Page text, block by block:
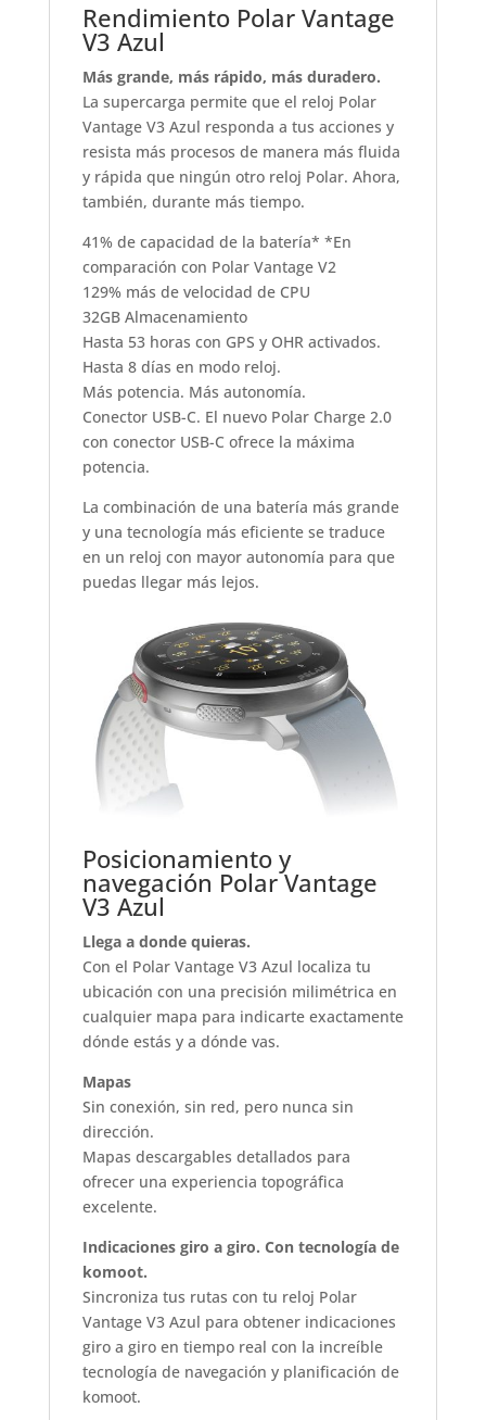
Rendimiento Polar Vantage
V3 Azul
Más grande, más rápido, más duradero.
La supercarga permite que el reloj Polar
Vantage V3 Azul responda a tus acciones y
resista más procesos de manera más fluida
y rápida que ningún otro reloj Polar. Ahora,
también, durante más tiempo.
41% de capacidad de la batería* *En
comparación con Polar Vantage V2
129% más de velocidad de CPU
32GB Almacenamiento
Hasta 53 horas con GPS y OHR activados.
Hasta 8 días en modo reloj.
Más potencia. Más autonomía.
Conector USB-C. El nuevo Polar Charge 2.0
con conector USB-C ofrece la máxima
potencia.
La combinación de una batería más grande
y una tecnología más eficiente se traduce
en un reloj con mayor autonomía para que
puedas llegar más lejos.
Posicionamiento y
navegación Polar Vantage
V3 Azul
Llega a donde quieras.
Con el Polar Vantage V3 Azul localiza tu
ubicación con una precisión milimétrica en
cualquier mapa para indicarte exactamente
dónde estás y a dónde vas.
Mapas
Sin conexión, sin red, pero nunca sin
dirección.
Mapas descargables detallados para
ofrecer una experiencia topográfica
excelente.
Indicaciones giro a giro. Con tecnología de
komoot.
Sincroniza tus rutas con tu reloj Polar
Vantage V3 Azul para obtener indicaciones
giro a giro en tiempo real con la increíble
tecnología de navegación y planificación de
komoot.